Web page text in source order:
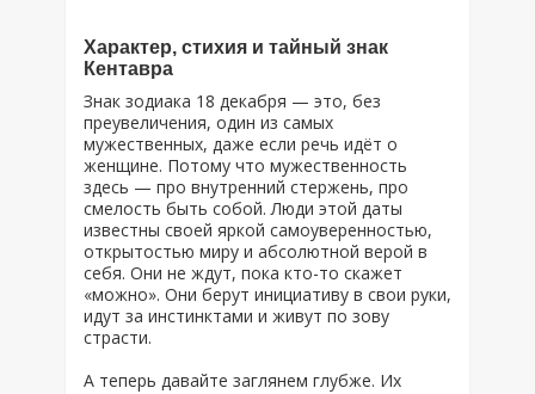
Характер, стихия и тайный знак
Кентавра
Знак зодиака 18 декабря — это, без
преувеличения, один из самых
мужественных, даже если речь идёт о
женщине. Потому что мужественность
здесь — про внутренний стержень, про
смелость быть собой. Люди этой даты
известны своей яркой самоуверенностью,
открытостью миру и абсолютной верой в
себя. Они не ждут, пока кто-то скажет
«можно». Они берут инициативу в свои руки,
идут за инстинктами и живут по зову
страсти.
А теперь давайте заглянем глубже. Их